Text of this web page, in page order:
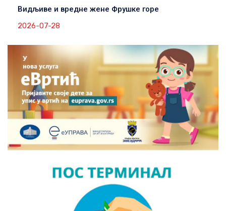
Видљиве и вредне жене Фрушке горе
2026-07-28